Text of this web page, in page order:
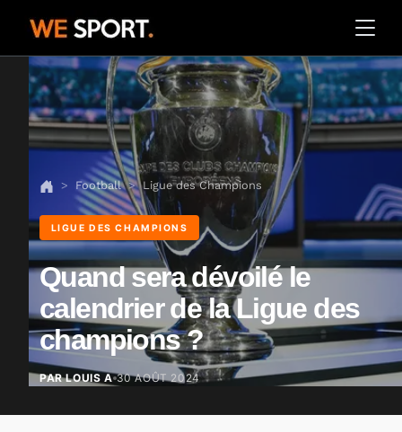
Football Ligue des Champions
LIGUE DES CHAMPIONS
Quand sera dévoilé le
calendrier de la Ligue des
champions ?
PAR LOUIS A 30 AOÛT 2024